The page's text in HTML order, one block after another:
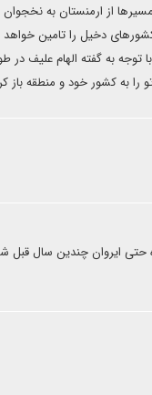
از ارمنستان به
می‌کند و ۲۰۰ دیده‌بان اروپایی با توجه
را به کشور خود و منطقه
ایروان چندین سال قبل